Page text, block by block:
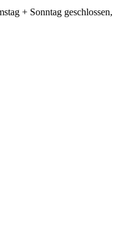
+ Sonntag geschlossen,